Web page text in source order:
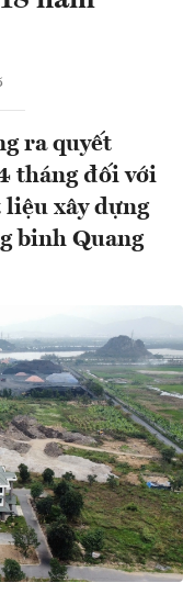
ra quyết
tháng đối với
liệu xây dựng
binh Quang